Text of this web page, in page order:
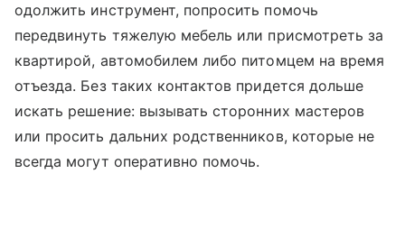
одолжить инструмент, попросить помочь
передвинуть тяжелую мебель или присмотреть за
квартирой, автомобилем либо питомцем на время
отъезда. Без таких контактов придется дольше
искать решение: вызывать сторонних мастеров
или просить дальних родственников, которые не
всегда могут оперативно помочь.